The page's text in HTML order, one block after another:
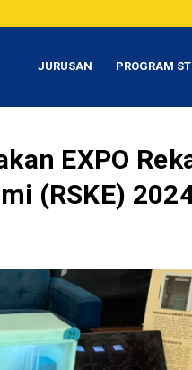
JURUSAN PROGRAM
EXPO
(RSKE)